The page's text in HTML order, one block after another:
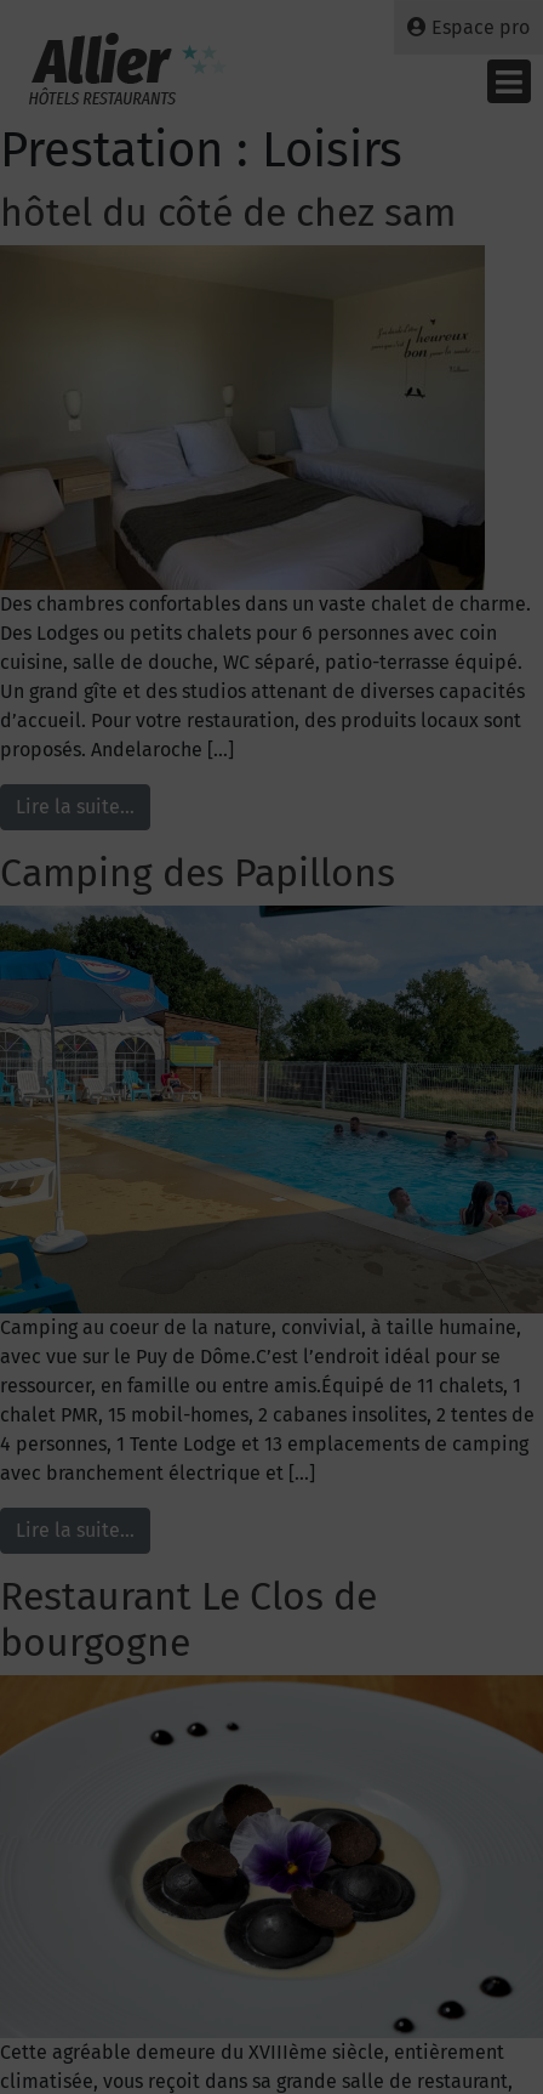
Espace pro
Prestation : Loisirs
hôtel du côté de chez sam
Des chambres confortables dans un vaste chalet de charme.
Des Lodges ou petits chalets pour 6 personnes avec coin
cuisine, salle de douche, WC séparé, patio-terrasse équipé.
Un grand gîte et des studios attenant de diverses capacités
d’accueil. Pour votre restauration, des produits locaux sont
proposés. Andelaroche […]
Lire la suite…
Camping des Papillons
Camping au coeur de la nature, convivial, à taille humaine,
avec vue sur le Puy de Dôme.C’est l’endroit idéal pour se
ressourcer, en famille ou entre amis.Équipé de 11 chalets, 1
chalet PMR, 15 mobil-homes, 2 cabanes insolites, 2 tentes de
4 personnes, 1 Tente Lodge et 13 emplacements de camping
avec branchement électrique et […]
Lire la suite…
Restaurant Le Clos de
bourgogne
Cette agréable demeure du XVIIIème siècle, entièrement
climatisée, vous reçoit dans sa grande salle de restaurant,